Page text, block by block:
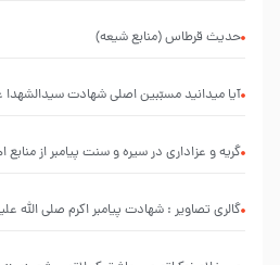
با
زیبا و
حدیث قرطاس (منابع شیعه)
آیا میدانید مسبّبین اصلی شهادت سیدالشهدا
گریه و عزاداری در سیره و سنت پیامبر از
گالری تصاویر : شهادت پیامبر اکرم صلی الله